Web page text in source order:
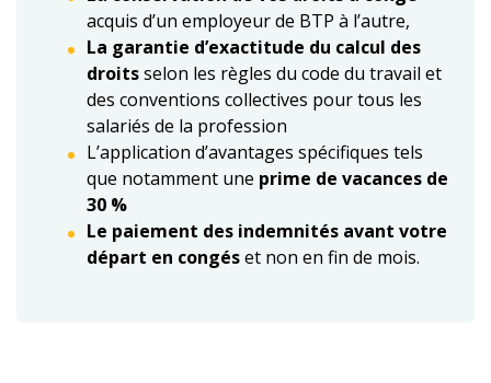
acquis d’un employeur de BTP à l’autre,
La garantie d’exactitude du calcul des
droitsselon les règles du code du travail et
des conventions collectives pour tous les
salariés de la profession
L’application d’avantages spécifiques tels
que notamment une prime de vacances de
30 %
Le paiement des indemnités avant votre
départ en congéset non en fin de mois.